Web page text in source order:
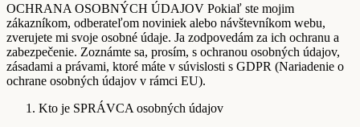
OCHRANA OSOBNÝCH ÚDAJOV Pokiaľ ste mojim
zákazníkom, odberateľom noviniek alebo návštevníkom webu,
zverujete mi svoje osobné údaje. Ja zodpovedám za ich ochranu a
zabezpečenie. Zoznámte sa, prosím, s ochranou osobných údajov,
zásadami a právami, ktoré máte v súvislosti s GDPR (Nariadenie o
ochrane osobných údajov v rámci EU).
Kto je SPRÁVCA osobných údajov